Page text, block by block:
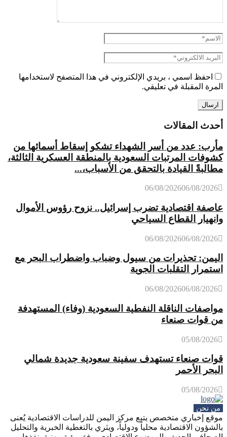
احفظ اسمي ، بريدي الإلكتروني في هذا المتصفح لاستخدامها
المرة المقبلة في تعليقي.
أحدث المقالات
مأرب: عدد من أسر الشهداء تشكو إسقاط أسمائها من
كشوفات المرتبات السعودية بالمنطقة العسكرية الثالثة،
مطالبةً القيادة بالتحقق من الأسباب،...
06/08/202606/08/2026
عاصفة اقتصادية تضرب إسرائيل.. نزوح رؤوس الأموال
وانهيار القطاع السياحي
06/08/202606/08/2026
اليمن: تحذيرات من سيول وضباب واضطراب البحر مع
استمرار التقلبات الجوية
06/08/202606/08/2026
مواصفات الناقلة النفطية السعودية (وفاء) المستهدفة
من قوات صنعاء
05/08/2026
قوات صنعاء تستهدف سفينة سعودية جديدة شمالي
البحر الأحمر
05/08/2026
من نحن
موقع إخباري متخصص يتبع مركز اليمن للدراسات الاقتصادية يُعنى
بالشؤون الاقتصادية محلياً ودولياً، ويثري بالتغطية الخبرية والتحليل